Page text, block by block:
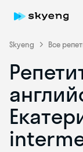
Skyeng Все